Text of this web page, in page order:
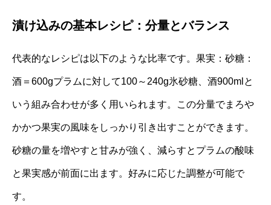
漬け込みの基本レシピ：分量とバランス
代表的なレシピは以下のような比率です。果実：砂糖：
酒＝600gプラムに対して100～240g氷砂糖、酒900mlと
いう組み合わせが多く用いられます。この分量でまろや
かかつ果実の風味をしっかり引き出すことができます。
砂糖の量を増やすと甘みが強く、減らすとプラムの酸味
と果実感が前面に出ます。好みに応じた調整が可能で
す。